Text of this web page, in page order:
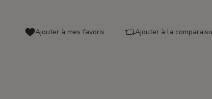
Ajouter à mes favoris Ajouter à la